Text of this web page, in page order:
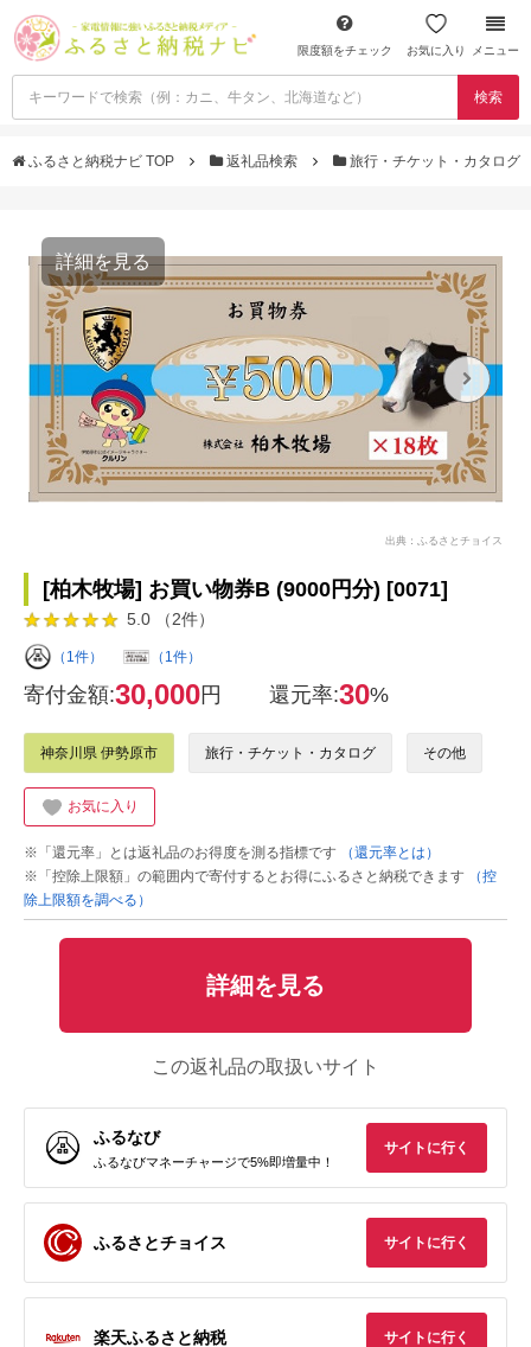
限度額をチェック お気に入り メニュー
検索
ふるさと納税ナビ TOP 返礼品検索 旅行・チケット・カタログ
詳細を見る
出典：ふるさとチョイス
[柏木牧場] お買い物券B (9000円分) [0071]
5.0 （2件）
（1件） （1件）
寄付金額:30,000円 還元率:30%
神奈川県 伊勢原市 旅行・チケット・カタログ その他
お気に入り
※「還元率」とは返礼品のお得度を測る指標です
（還元率とは）
※「控除上限額」の範囲内で寄付するとお得にふるさと納税できます
（控
除上限額を調べる）
詳細を見る
この返礼品の取扱いサイト
ふるなび
ふるなびマネーチャージで5%即増量中！
サイトに行く
ふるさとチョイス サイトに行く
楽天ふるさと納税 サイトに行く